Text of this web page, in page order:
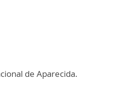
de Aparecida.